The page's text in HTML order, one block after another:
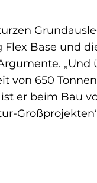
Base und
„Und
von 650
er beim Bau